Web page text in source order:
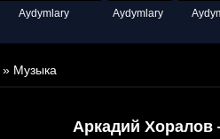
Aydymlary Aydymlary
» Музыка
Аркадий Хоралов